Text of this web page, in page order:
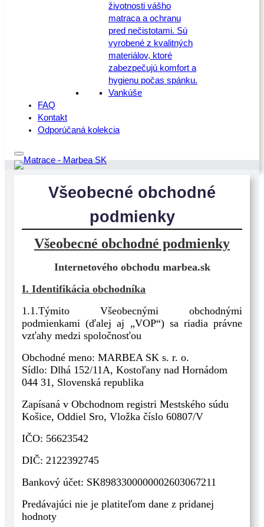
životnosti vášho
matraca a ochranu
pred nečistotami. Sú
vyrobené z kvalitných
materiálov, ktoré
zabezpečujú komfort a
hygienu počas spánku.
Vankúše
FAQ
Kontakt
Odporúčaná kolekcia
Všeobecné obchodné
podmienky
Všeobecné obchodné podmienky
Internetového obchodu marbea.sk
I. Identifikácia obchodníka
1.1.Týmito Všeobecnými obchodnými
podmienkami (ďalej aj „VOP“) sa riadia právne
vzťahy medzi spoločnosťou
Obchodné meno: MARBEA SK s. r. o.
Sídlo: Dlhá 152/11A, Kostoľany nad Hornádom
044 31, Slovenská republika
Zapísaná v Obchodnom registri Mestského súdu
Košice, Oddiel Sro, Vložka číslo 60807/V
IČO: 56623542
DIČ: 2122392745
Bankový účet: SK8983300000002603067211
Predávajúci nie je platiteľom dane z pridanej
hodnoty